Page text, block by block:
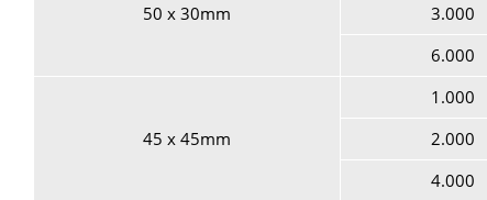
50 x 30mm
3.000
6.000
45 x 45mm
1.000
2.000
4.000